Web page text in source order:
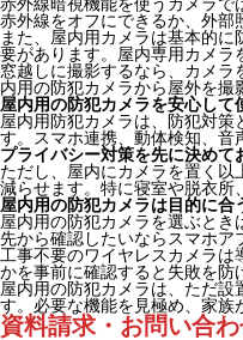
赤外線をオフにできるか、外
また、屋内用カメラは基本的
要があります。屋内専用カメ
窓越しに撮影するなら、カメ
内用の防犯カメラから屋外を
屋内用の防犯カメラを安心して
屋内用防犯カメラは、防犯対
す。スマホ連携、動体検知、
プライバシー対策を先に決めて
ただし、屋内にカメラを置く
減らせます。特に寝室や脱衣
屋内用の防犯カメラは目的に合
屋内用の防犯カメラを選ぶと
先から確認したいならスマホ
工事不要のワイヤレスカメラ
かを事前に確認すると失敗を
屋内用の防犯カメラは、ただ
す。必要な機能を見極め、家
資料請求・お問い合